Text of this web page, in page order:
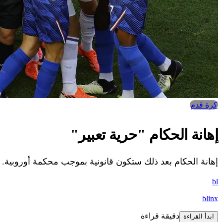
كرة قدم
إهانة الحكام "حرية تعبير"
إهانة الحكام بعد ذلك ستكون قانونية بموجب محكمة أوروبية.
bl
blinx
ابدأ القراءة دقيقة قراءة